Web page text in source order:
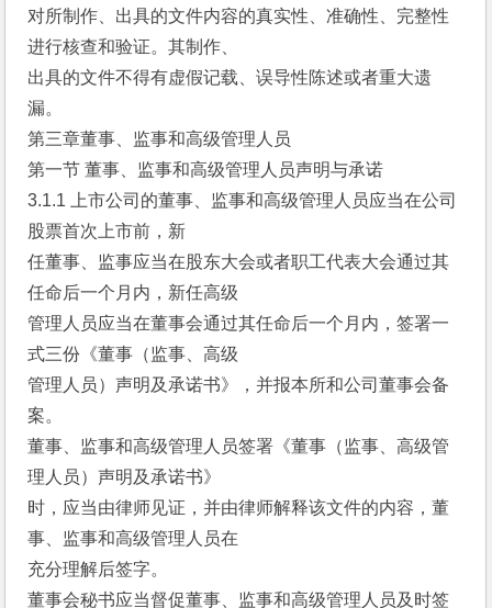
对所制作、出具的文件内容的真实性、准确性、完整性
进行核查和验证。其制作、
出具的文件不得有虚假记载、误导性陈述或者重大遗
漏。
第三章董事、监事和高级管理人员
第一节 董事、监事和高级管理人员声明与承诺
3.1.1 上市公司的董事、监事和高级管理人员应当在公司
股票首次上市前，新
任董事、监事应当在股东大会或者职工代表大会通过其
任命后一个月内，新任高级
管理人员应当在董事会通过其任命后一个月内，签署一
式三份《董事（监事、高级
管理人员）声明及承诺书》，并报本所和公司董事会备
案。
董事、监事和高级管理人员签署《董事（监事、高级管
理人员）声明及承诺书》
时，应当由律师见证，并由律师解释该文件的内容，董
事、监事和高级管理人员在
充分理解后签字。
董事会秘书应当督促董事、监事和高级管理人员及时签